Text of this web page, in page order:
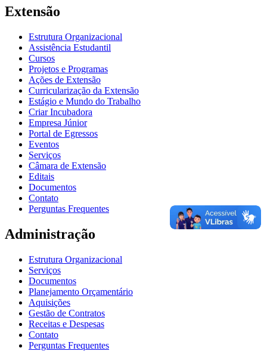
Extensão
Estrutura Organizacional
Assistência Estudantil
Cursos
Projetos e Programas
Ações de Extensão
Curricularização da Extensão
Estágio e Mundo do Trabalho
Criar Incubadora
Empresa Júnior
Portal de Egressos
Eventos
Serviços
Câmara de Extensão
Editais
Documentos
Contato
Perguntas Frequentes
Administração
Estrutura Organizacional
Serviços
Documentos
Planejamento Orçamentário
Aquisições
Gestão de Contratos
Receitas e Despesas
Contato
Perguntas Frequentes